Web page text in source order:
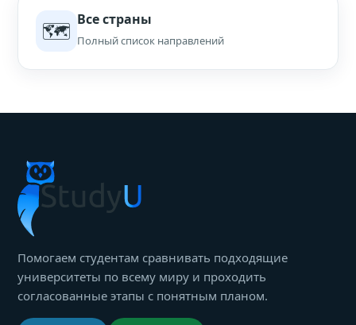
🗺 Все страны
Полный список направлений
Помогаем студентам сравнивать подходящие
университеты по всему миру и проходить
согласованные этапы с понятным планом.